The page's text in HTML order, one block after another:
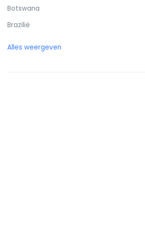
Botswana
Brazilië
Bulgarije
Alles weergeven